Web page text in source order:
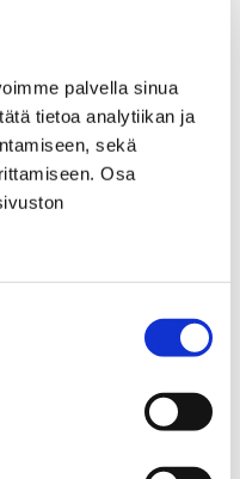
palvella sinua
tietoa analytiikan ja
sekä
Osa
sekä
edistämistä.
rahapeleistä